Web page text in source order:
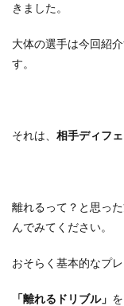
きました。
大体の選手は今回紹
す。
それは、 相手ディフ
離れるって？と思っ
んでみてください。
おそらく基本的なプ
「離れるドリブル」